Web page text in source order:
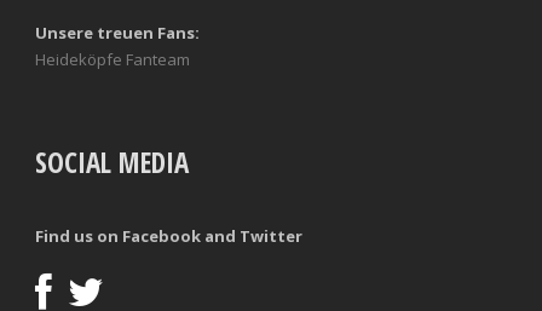
Unsere treuen Fans:
Heideköpfe Fanteam
SOCIAL MEDIA
Find us on Facebook and Twitter